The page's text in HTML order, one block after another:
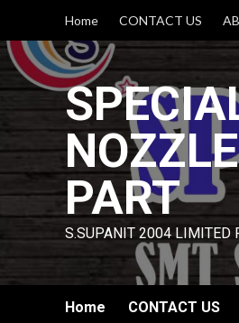
content
Home CONTACT US
PART
S.SUPANIT 2004 LIMITED
Home CONTACT US